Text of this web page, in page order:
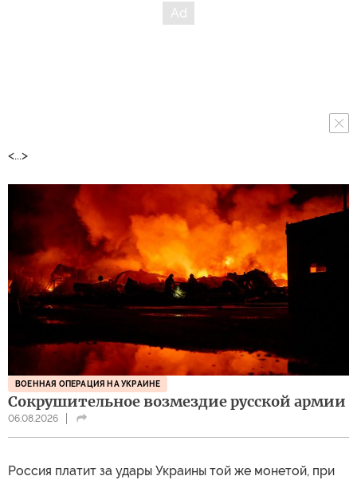
<...>
ВОЕННАЯ ОПЕРАЦИЯ НА УКРАИНЕ
Сокрушительное возмездие русской армии
06.08.2026
Россия платит за удары Украины той же монетой, при